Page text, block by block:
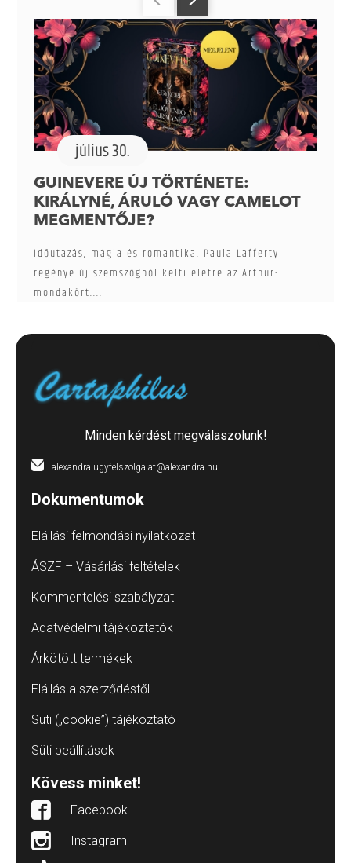
július 30.
GUINEVERE ÚJ TÖRTÉNETE:
KIRÁLYNÉ, ÁRULÓ VAGY CAMELOT
MEGMENTŐJE?
Időutazás, mágia és romantika. Paula Lafferty
regénye új szemszögből kelti életre az Arthur-
mondakört....
Minden kérdést megválaszolunk!
alexandra.ugyfelszolgalat@alexandra.hu
Dokumentumok
Elállási felmondási nyilatkozat
ÁSZF – Vásárlási feltételek
Kommentelési szabályzat
Adatvédelmi tájékoztatók
Árkötött termékek
Elállás a szerződéstől
Süti („cookie”) tájékoztató
Süti beállítások
Kövess minket!
Facebook
Instagram